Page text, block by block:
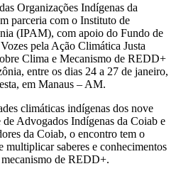
Organizações Indígenas da
parceria com o Instituto de
(IPAM), com apoio do Fundo de
pela Ação Climática Justa
Clima e Mecanismo de REDD+
entre os dias 24 a 27 de janeiro,
em Manaus – AM.
climáticas indígenas dos nove
Advogados Indígenas da Coiab e
da Coiab, o encontro tem o
saberes e conhecimentos
de REDD+.